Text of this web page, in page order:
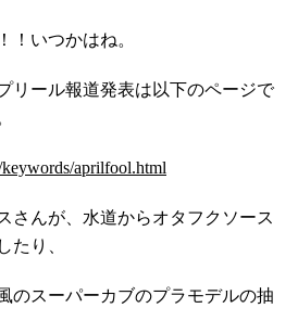
！いつかはね。
リール報道発表は以下のページで
aprilfool.html
さんが、水道からオタフクソース
たり、
のスーパーカブのプラモデルの抽